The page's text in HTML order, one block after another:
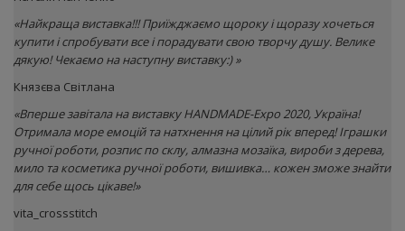
«Найкраща виставка!!! Приїжджаємо щороку і щоразу хочеться
купити і спробувати все і порадувати свою творчу душу. Велике
дякую! Чекаємо на наступну виставку:) »
Князєва Світлана
«Вперше завітала на виставку HANDMADE-Expo 2020, Україна!
Отримала море емоцій та натхнення на цілий рік вперед! Іграшки
ручної роботи, розпис по склу, алмазна мозаїка, вироби з дерева,
мило та косметика ручної роботи, вишивка… кожен зможе знайти
для себе щось цікаве!»
vita_crossstitch